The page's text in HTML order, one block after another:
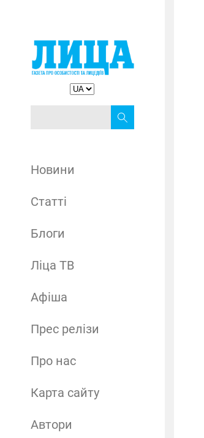
Новини
Статті
Блоги
Ліца ТВ
Афіша
Прес релізи
Про нас
Карта сайту
Автори